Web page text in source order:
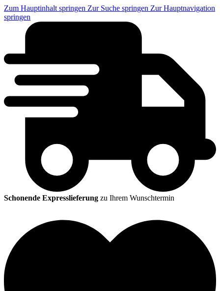
Zum Hauptinhalt springen Zur Suche springen Zur Hauptnavigation
springen
Schonende Expresslieferung zu Ihrem Wunschtermin